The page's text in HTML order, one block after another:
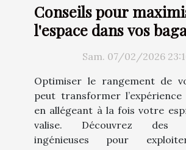
Conseils pour
l'espace dans vos
Techniques et astuces
Sam. 07/02/2026
Optimiser le rangement de
peut transformer l’expérience
en allégeant à la fois votre
valise. Découvrez des
ingénieuses pour